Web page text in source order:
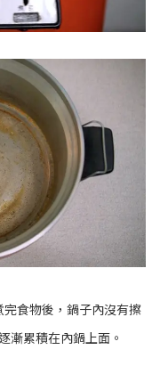
食物後，鍋子內沒有擦
漸累積在內鍋上面。